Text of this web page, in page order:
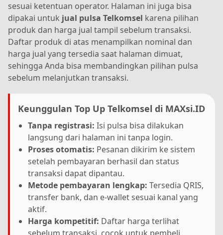
sesuai ketentuan operator. Halaman ini juga bisa
dipakai untuk jual pulsa Telkomsel karena pilihan
produk dan harga jual tampil sebelum transaksi.
Daftar produk di atas menampilkan nominal dan
harga jual yang tersedia saat halaman dimuat,
sehingga Anda bisa membandingkan pilihan pulsa
sebelum melanjutkan transaksi.
Keunggulan Top Up Telkomsel di MAXsi.ID
Tanpa registrasi: Isi pulsa bisa dilakukan
langsung dari halaman ini tanpa login.
Proses otomatis: Pesanan dikirim ke sistem
setelah pembayaran berhasil dan status
transaksi dapat dipantau.
Metode pembayaran lengkap: Tersedia QRIS,
transfer bank, dan e-wallet sesuai kanal yang
aktif.
Harga kompetitif: Daftar harga terlihat